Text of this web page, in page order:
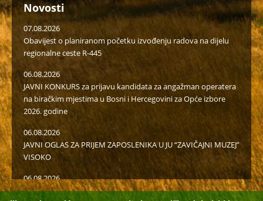
Novosti
07.08.2026
Obavijest o planiranom početku izvođenju radova na dijelu
regionalne ceste R-445
06.08.2026
JAVNI KONKURS za prijavu kandidata za angažman operatera
na biračkim mjestima u Bosni i Hercegovini za Opće izbore
2026. godine
06.08.2026
JAVNI OGLAS ZA PRIJEM ZAPOSLENIKA U JU “ZAVIČAJNI MUZEJ”
VISOKO
06.08.2026
Javni poziv za popunu rezervne liste radi učešća u radu u